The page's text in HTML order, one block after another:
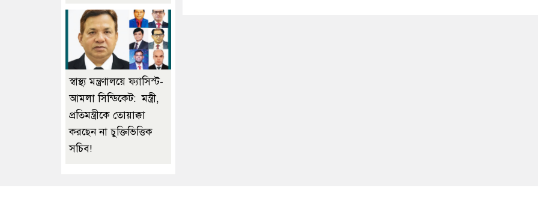
স্বাস্থ্য মন্ত্রণালয়ে ফ্যাসিস্ট-
আমলা সিন্ডিকেট: মন্ত্রী,
প্রতিমন্ত্রীকে তোয়াক্কা
করছেন না চুক্তিভিত্তিক
সচিব!